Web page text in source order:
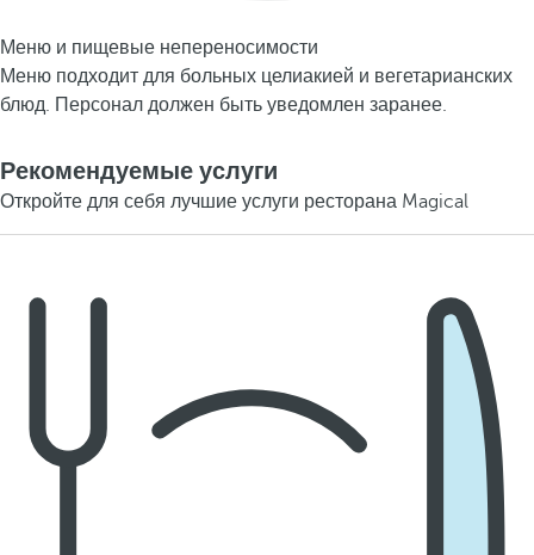
Меню и пищевые непереносимости
Меню подходит для больных целиакией и вегетарианских
блюд. Персонал должен быть уведомлен заранее.
Рекомендуемые услуги
Откройте для себя лучшие услуги ресторана Magical